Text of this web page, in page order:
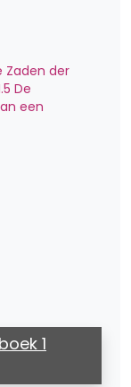
Zaden der
De
een
1